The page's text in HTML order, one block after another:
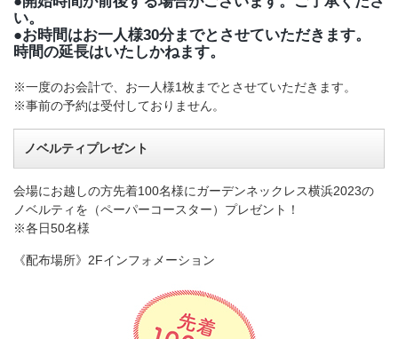
い。
●お時間はお一人様30分までとさせていただきます。
時間の延長はいたしかねます。
※一度のお会計で、お一人様1枚までとさせていただきます。
※事前の予約は受付しておりません。
ノベルティプレゼント
会場にお越しの方先着100名様にガーデンネックレス横浜2023の
ノベルティを（ペーパーコースター）プレゼント！
※各日50名様
《配布場所》2Fインフォメーション